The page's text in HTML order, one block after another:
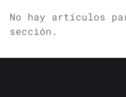
No hay artículos
sección.